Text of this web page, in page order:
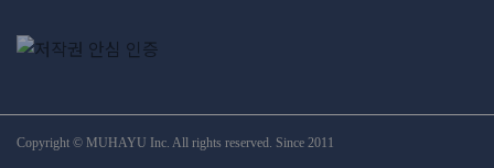
Copyright © MUHAYU Inc. All rights reserved. Since 2011